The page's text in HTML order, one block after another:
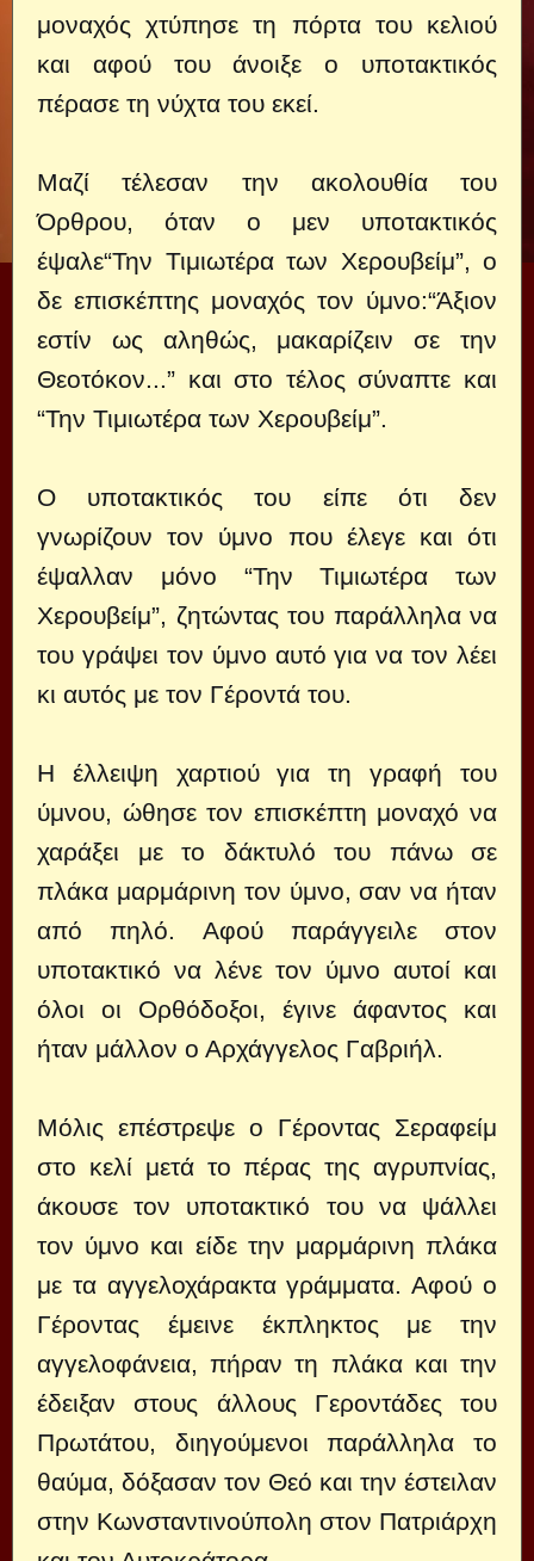
μοναχός χτύπησε τη πόρτα του κελιού
και αφού του άνοιξε ο υποτακτικός
πέρασε τη νύχτα του εκεί.
Μαζί τέλεσαν την ακολουθία του
Όρθρου, όταν ο μεν υποτακτικός
έψαλε“Την Τιμιωτέρα των Χερουβείμ”, ο
δε επισκέπτης μοναχός τον ύμνο:“Άξιον
εστίν ως αληθώς, μακαρίζειν σε την
Θεοτόκον...” και στο τέλος σύναπτε και
“Την Τιμιωτέρα των Χερουβείμ”.
Ο υποτακτικός του είπε ότι δεν
γνωρίζουν τον ύμνο που έλεγε και ότι
έψαλλαν μόνο “Την Τιμιωτέρα των
Χερουβείμ”, ζητώντας του παράλληλα να
του γράψει τον ύμνο αυτό για να τον λέει
κι αυτός με τον Γέροντά του.
Η έλλειψη χαρτιού για τη γραφή του
ύμνου, ώθησε τον επισκέπτη μοναχό να
χαράξει με το δάκτυλό του πάνω σε
πλάκα μαρμάρινη τον ύμνο, σαν να ήταν
από πηλό. Αφού παράγγειλε στον
υποτακτικό να λένε τον ύμνο αυτοί και
όλοι οι Ορθόδοξοι, έγινε άφαντος και
ήταν μάλλον ο Αρχάγγελος Γαβριήλ.
Μόλις επέστρεψε ο Γέροντας Σεραφείμ
στο κελί μετά το πέρας της αγρυπνίας,
άκουσε τον υποτακτικό του να ψάλλει
τον ύμνο και είδε την μαρμάρινη πλάκα
με τα αγγελοχάρακτα γράμματα. Αφού ο
Γέροντας έμεινε έκπληκτος με την
αγγελοφάνεια, πήραν τη πλάκα και την
έδειξαν στους άλλους Γεροντάδες του
Πρωτάτου, διηγούμενοι παράλληλα το
θαύμα, δόξασαν τον Θεό και την έστειλαν
στην Κωνσταντινούπολη στον Πατριάρχη